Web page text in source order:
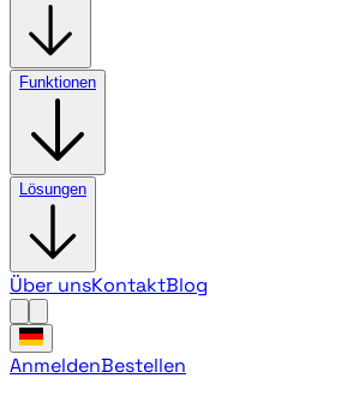
Funktionen
Lösungen
Über unsKontaktBlog
AnmeldenBestellen